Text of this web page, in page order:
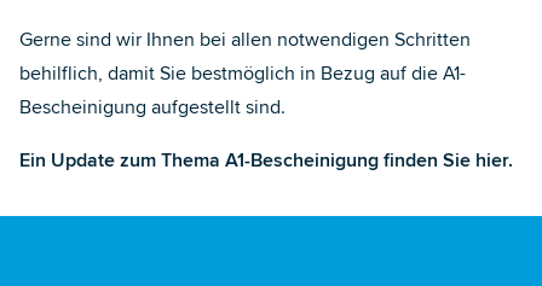
Gerne sind wir Ihnen bei allen notwendigen Schritten
behilflich, damit Sie bestmöglich in Bezug auf die A1-
Bescheinigung aufgestellt sind.
Ein Update zum Thema A1-Bescheinigung finden Sie hier.